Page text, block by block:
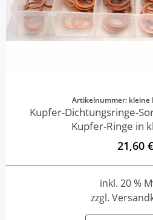
Artikelnummer: kleine
Kupfer-Dichtungsringe-
Kupfer-Ringe in
21,60 €
inkl. 20 %
zzgl.